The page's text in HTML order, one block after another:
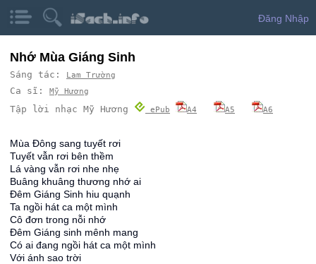
Đăng Nhập
Nhớ Mùa Giáng Sinh
Sáng tác: Lam Trường
Ca sĩ: Mỹ Hương
Tập lời nhạc Mỹ Hương ePub A4 A5 A6
Mùa Đông sang tuyết rơi
Tuyết vẫn rơi bên thềm
Lá vàng vẫn rơi nhe nhẹ
Buâng khuâng thương nhớ ai
Đêm Giáng Sinh hiu quạnh
Ta ngồi hát ca một mình
Cô đơn trong nỗi nhớ
Đêm Giáng sinh mênh mang
Có ai đang ngồi hát ca một mình
Với ánh sao trời